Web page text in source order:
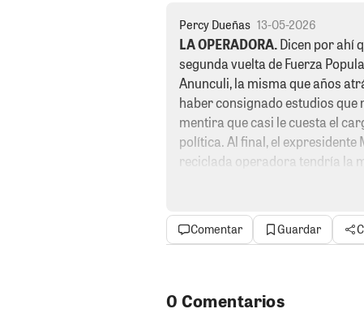
Percy Dueñas 13-05-2026
LA OPERADORA.Dicen por ahí
segunda vuelta de Fuerza
Anunculi, la misma que años
haber consignado estudios que
mentira que casi le cuesta el
política. Al final, el
reciclada operadora tendría la
Roberto Sánchez y todo su
barro con ventilador, aunque
con los antecedentes de
varios ya pronostican que la
CONTINÚA LA
“Los Tramitadores del Sur” y
Comentar Guardar
0 Comentarios